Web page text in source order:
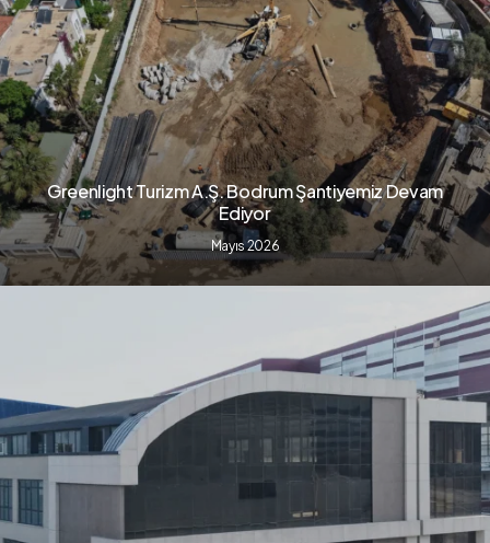
Greenlight Turizm A.Ş. Bodrum Şantiyemiz Devam
Ediyor
Mayıs 2026